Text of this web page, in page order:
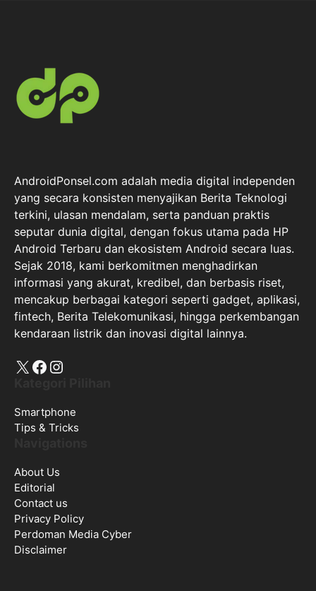
AndroidPonsel.com adalah media digital independen
yang secara konsisten menyajikan Berita Teknologi
terkini, ulasan mendalam, serta panduan praktis
seputar dunia digital, dengan fokus utama pada HP
Android Terbaru dan ekosistem Android secara luas.
Sejak 2018, kami berkomitmen menghadirkan
informasi yang akurat, kredibel, dan berbasis riset,
mencakup berbagai kategori seperti gadget, aplikasi,
fintech, Berita Telekomunikasi, hingga perkembangan
kendaraan listrik dan inovasi digital lainnya.
X Facebook
Instagram
Smartphone
Tips & Tricks
About Us
Editorial
Contact us
Privacy Policy
Perdoman Media Cyber
Disclaimer